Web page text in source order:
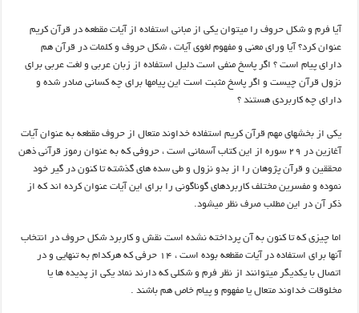
آیا فرم و شکل حروف را میتوان یکی از مبانی استفاده از آیات مقطعه در قرآن کریم
عنوان کرد؟ آیا ورای معنی و مفهوم لغوی آیات ، شکل حروف و کلمات در قرآن هم
دارای پیام است ؟ اگر پاسخ منفی است دلیل استفاده از زبان عربی و لغت عربی برای
نزول قرآن چیست و اگر پاسخ مثبت است این پیامها برای چه کسانی صادر شده و
دارای چه کاربردی هستند ؟
یکی از بخشهای مهم قرآن کریم استفاده خداوند متعال از حروف مقطعه به عنوان آیات
آغازین در ۲۹ سوره از این کتاب آسمانی است ، حروفی که به عنوان رموز قرآنی ذهن
محققین و قرآن پژوهان را از بدو نزول و طی سده های گذشته تا کنون در گیر خود
نموده و مفسرین مختلف کاربردهای گوناگونی را برای این آیات عنوان کرده اند که از
ذکر آن در این مطلب صرف نظر میشود.
اما چیزی که تا کنون به آن پرداخته نشده است نقش و کاربرد شکل حروف در انتخاب
آنها برای استفاده در آیات مقطعه بوده است ، ۱۴ حرفی که هرکدام به تنهایی و در
اتصال با یکدیگر میتوانند از نظر فرم و شکلی که دارند نماد یکی از پدیده ها یا
مخلوقات خداوند متعال یا مفهوم و پیام خاص هم باشند .